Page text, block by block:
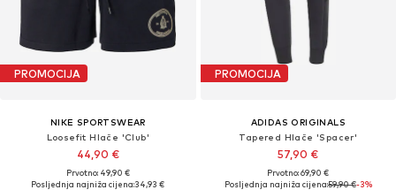
PROMOCIJA
NIKE SPORTSWEAR
Loosefit Hlače 'Club'
44,90 €
Prvotno: 49,90 €
Posljednja najniža cijena:34,93 €
PROMOCIJA
ADIDAS ORIGINALS
Tapered Hlače 'Spacer'
57,90 €
Prvotno: 69,90 €
Posljednja najniža cijena:59,90 €-3%